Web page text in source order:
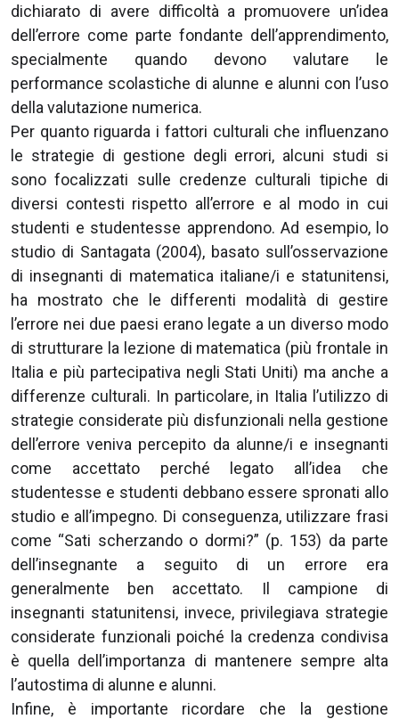
dichiarato di avere difficoltà a promuovere un’idea
dell’errore come parte fondante dell’apprendimento,
specialmente quando devono valutare le
performance scolastiche di alunne e alunni con l’uso
della valutazione numerica.
Per quanto riguarda i fattori culturali che influenzano
le strategie di gestione degli errori, alcuni studi si
sono focalizzati sulle credenze culturali tipiche di
diversi contesti rispetto all’errore e al modo in cui
studenti e studentesse apprendono. Ad esempio, lo
studio di Santagata (2004), basato sull’osservazione
di insegnanti di matematica italiane/i e statunitensi,
ha mostrato che le differenti modalità di gestire
l’errore nei due paesi erano legate a un diverso modo
di strutturare la lezione di matematica (più frontale in
Italia e più partecipativa negli Stati Uniti) ma anche a
differenze culturali. In particolare, in Italia l’utilizzo di
strategie considerate più disfunzionali nella gestione
dell’errore veniva percepito da alunne/i e insegnanti
come accettato perché legato all’idea che
studentesse e studenti debbano essere spronati allo
studio e all’impegno. Di conseguenza, utilizzare frasi
come “Sati scherzando o dormi?” (p. 153) da parte
dell’insegnante a seguito di un errore era
generalmente ben accettato. Il campione di
insegnanti statunitensi, invece, privilegiava strategie
considerate funzionali poiché la credenza condivisa
è quella dell’importanza di mantenere sempre alta
l’autostima di alunne e alunni.
Infine, è importante ricordare che la gestione